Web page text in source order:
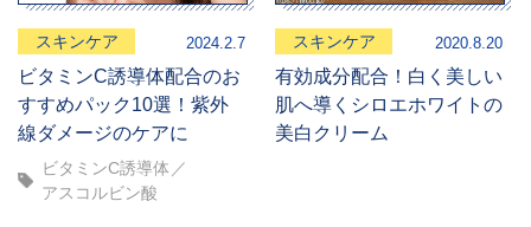
スキンケア 2024.2.7
ビタミンC誘導体配合のお
すすめパック10選！紫外
線ダメージのケアに
ビタミンC誘導体
アスコルビン酸
スキンケア 2020.8.20
有効成分配合！白く美しい
肌へ導くシロエホワイトの
美白クリーム